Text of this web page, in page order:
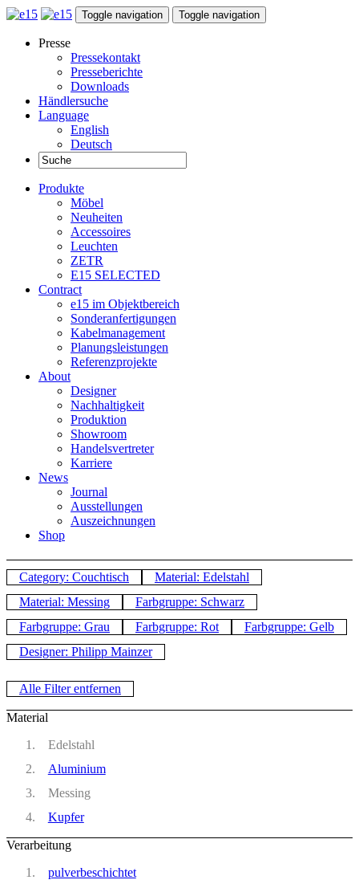
Toggle navigation Toggle navigation
Presse
Pressekontakt
Presseberichte
Downloads
Händlersuche
Language
English
Deutsch
Produkte
Möbel
Neuheiten
Accessoires
Leuchten
ZETR
E15 SELECTED
Contract
e15 im Objektbereich
Sonderanfertigungen
Kabelmanagement
Planungsleistungen
Referenzprojekte
About
Designer
Nachhaltigkeit
Produktion
Showroom
Handelsvertreter
Karriere
News
Journal
Ausstellungen
Auszeichnungen
Shop
Category: Couchtisch
Material: Edelstahl
Material: Messing
Farbgruppe: Schwarz
Farbgruppe: Grau
Farbgruppe: Rot
Farbgruppe: Gelb
Designer: Philipp Mainzer
Alle Filter entfernen
Material
Edelstahl
Aluminium
Messing
Kupfer
Verarbeitung
pulverbeschichtet